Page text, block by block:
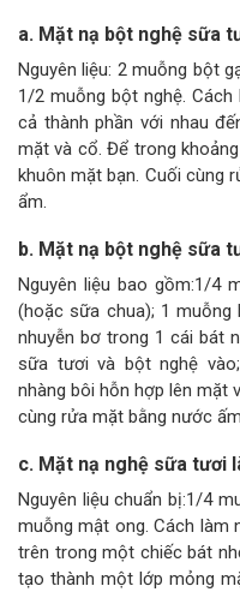
a. Mặt nạ bột nghệ sữa
Nguyên liệu: 2 muỗng bột
1/2 muỗng bột nghệ.
cả thành phần với nhau
mặt và cổ. Để trong
khuôn mặt bạn. Cuối cùng
ẩm.
b. Mặt nạ bột nghệ sữa
Nguyên liệu bao gồm:1/4
(hoặc sữa chua); 1 muỗng
nhuyễn bơ trong 1 cái bát
sữa tươi và bột nghệ
nhàng bôi hỗn hợp lên mặt
cùng rửa mặt bằng nước
c. Mặt nạ nghệ sữa tươi
Nguyên liệu chuẩn bị:1/4
muỗng mật ong. Cách làm
trên trong một chiếc bát
tạo thành một lớp mỏng